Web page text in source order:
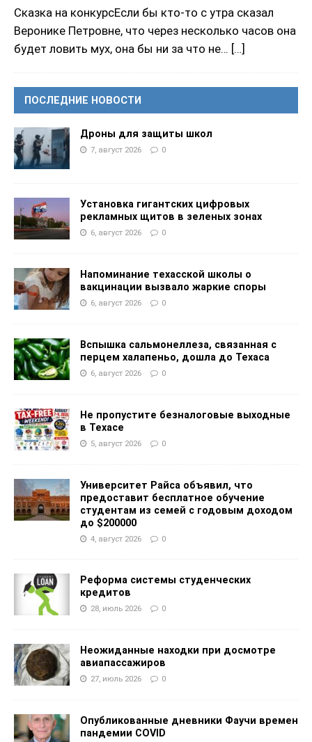
Сказка на конкурсЕсли бы кто-то с утра сказал
Веронике Петровне, что через несколько часов она
будет ловить мух, она бы ни за что не… […]
ПОСЛЕДНИЕ НОВОСТИ
Дроны для защиты школ
7, август 2026 0
Установка гигантских цифровых
рекламных щитов в зеленых зонах
6, август 2026 0
Напоминание техасской школы о
вакцинации вызвало жаркие споры
6, август 2026 0
Вспышка сальмонеллеза, связанная с
перцем халапеньо, дошла до Техаса
6, август 2026 0
Не пропустите безналоговые выходные
в Техасе
5, август 2026 0
Университет Райса объявил, что
предоставит бесплатное обучение
студентам из семей с годовым доходом
до $200000
4, август 2026 0
Реформа системы студенческих
кредитов
28, июль 2026 0
Неожиданные находки при досмотре
авиапассажиров
27, июль 2026 0
Опубликованные дневники Фаучи времен
пандемии COVID